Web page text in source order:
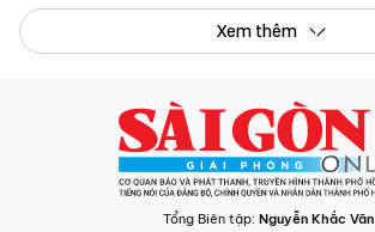
Xem thêm
Tổng Biên tập: Nguyễn Khắc Văn